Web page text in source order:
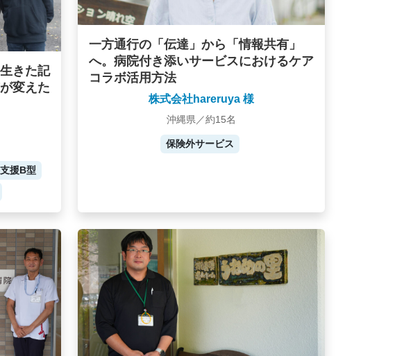
きた記
変えた
援B型
一方通行の「伝達」から「情報共有」
へ。病院付き添いサービスにおけるケア
コラボ活用方法
株式会社hareruya 様
沖縄県／約15名
保険外サービス